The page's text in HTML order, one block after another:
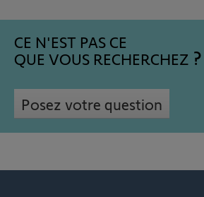
CE N'EST PAS CE
QUE VOUS RECHERCHEZ
Posez votre question